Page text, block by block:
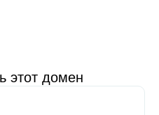
этот домен